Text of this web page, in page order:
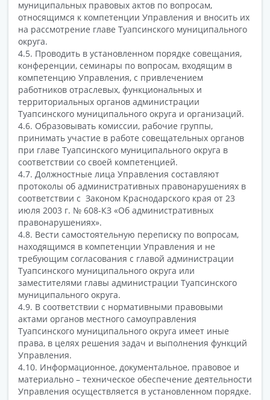
муниципальных правовых актов по вопросам,
относящимся к компетенции Управления и вносить их
на рассмотрение главе Туапсинского муниципального
округа.
4.5. Проводить в установленном порядке совещания,
конференции, семинары по вопросам, входящим в
компетенцию Управления, с привлечением
работников отраслевых, функциональных и
территориальных органов администрации
Туапсинского муниципального округа и организаций.
4.6. Образовывать комиссии, рабочие группы,
принимать участие в работе совещательных органов
при главе Туапсинского муниципального округа в
соответствии со своей компетенцией.
4.7. Должностные лица Управления составляют
протоколы об административных правонарушениях в
соответствии с Законом Краснодарского края от 23
июля 2003 г. № 608-КЗ «Об административных
правонарушениях».
4.8. Вести самостоятельную переписку по вопросам,
находящимся в компетенции Управления и не
требующим согласования с главой администрации
Туапсинского муниципального округа или
заместителями главы администрации Туапсинского
муниципального округа.
4.9. В соответствии с нормативными правовыми
актами органов местного самоуправления
Туапсинского муниципального округа имеет иные
права, в целях решения задач и выполнения функций
Управления.
4.10. Информационное, документальное, правовое и
материально – техническое обеспечение деятельности
Управления осуществляется в установленном порядке.